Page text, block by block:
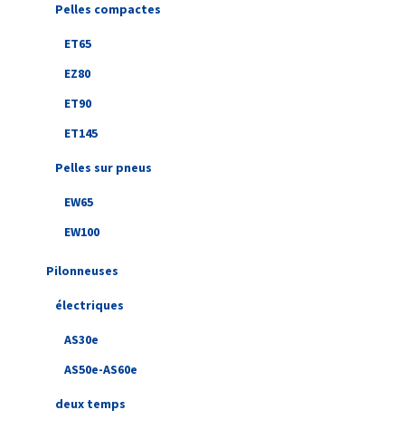
Pelles compactes
ET65
EZ80
ET90
ET145
Pelles sur pneus
EW65
EW100
Pilonneuses
électriques
AS30e
AS50e-AS60e
deux temps